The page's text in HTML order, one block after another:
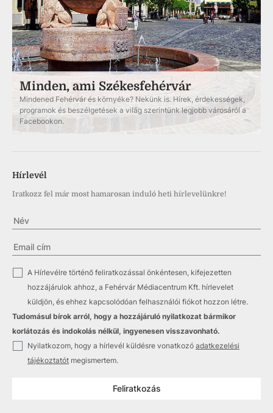
Minden, ami Székesfehérvár
Mindened Fehérvár és környéke? Nekünk is. Hírek, érdekességek,
programok és beszélgetések a világ szerintünk legjobb városáról a
Facebookon.
Hírlevél
Iratkozz fel már most hamarosan induló heti hírlevelünkre!
A Hírlevélre történő feliratkozással önkéntesen, kifejezetten
hozzájárulok ahhoz, a Fehérvár Médiacentrum Kft. hírlevelet
küldjön, és ehhez kapcsolódóan felhasználói fiókot hozzon létre.
Tudomásul bírok arról, hogy a hozzájáruló nyilatkozat bármikor
korlátozás és indokolás nélkül, ingyenesen visszavonható.
Nyilatkozom, hogy a hírlevél küldésre vonatkozó adatkezelési
tájékoztatót megismertem.
Feliratkozás